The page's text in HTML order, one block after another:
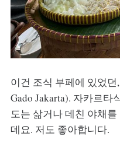
이건 조식 부페에 있었
Gado Jakarta). 자카르
도는 삶거나 데친 야채
데요. 저도 좋아합니다.